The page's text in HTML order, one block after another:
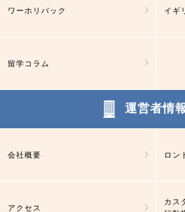
ワーホリパック イギ
留学コラム
運営者情
会社概要 ロン
アクセス
カス